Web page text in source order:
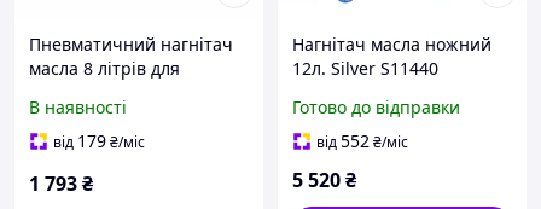
Пневматичний нагнітач
масла 8 літрів для
самостійного
обслуговування
В наявності
від 179₴/міс
1 793₴
Нагнітач масла ножний
12л. Silver S11440
Готово до відправки
від552₴/міс
5 520₴